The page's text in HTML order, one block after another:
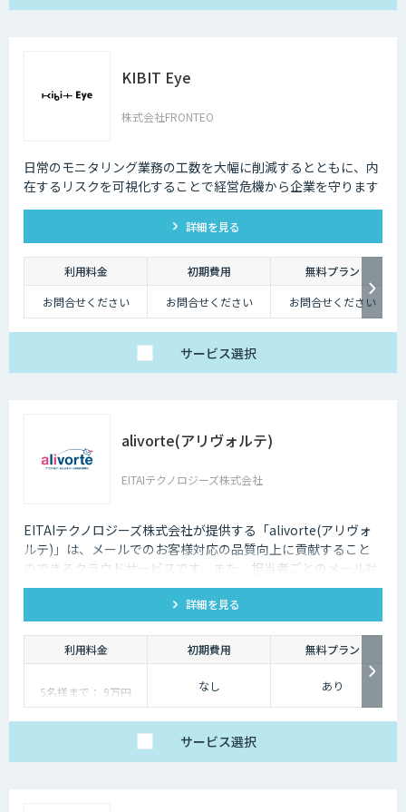
KIBIT Eye
株式会社FRONTEO
日常のモニタリング業務の工数を大幅に削減するとともに、内
在するリスクを可視化することで経営危機から企業を守ります
詳細を見る
利用料金 初期費用
無料プラン
お問合せください
お問合せください お問合せください
サービス選択
alivorte(アリヴォルテ)
EITAIテクノロジーズ株式会社
EITAIテクノロジーズ株式会社が提供する「alivorte(アリヴォ
ルテ)」は、メールでのお客様対応の品質向上に貢献すること
のできるクラウドサービスです。また、担当者ごとのメール対
応状況(受信・返信・未返信の件数など)も可視化します。
詳細を見る
利用料金 初期費用 無料プラン
5名様まで： 9万円
6名様以降〜： 9万円 +
なし あり
サービス選択